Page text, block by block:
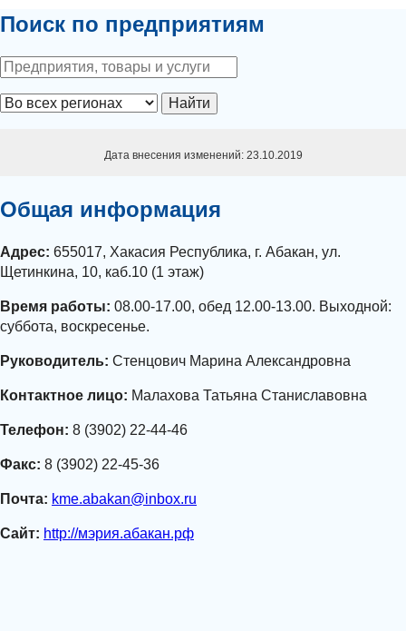
Поиск по предприятиям
Найти
Дата внесения изменений: 23.10.2019
Общая информация
Адрес: 655017, Хакасия Республика, г. Абакан, ул.
Щетинкина, 10, каб.10 (1 этаж)
Время работы: 08.00-17.00, обед 12.00-13.00. Выходной:
суббота, воскресенье.
Руководитель: Стенцович Марина Александровна
Контактное лицо: Малахова Татьяна Станиславовна
Телефон: 8 (3902) 22-44-46
Факс: 8 (3902) 22-45-36
Почта: kme.abakan@inbox.ru
Сайт: http://мэрия.абакан.рф